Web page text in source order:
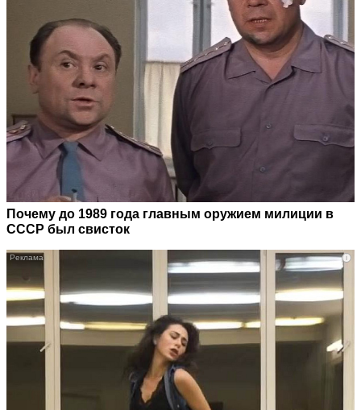
Почему до 1989 года главным оружием милиции в
СССР был свисток
i